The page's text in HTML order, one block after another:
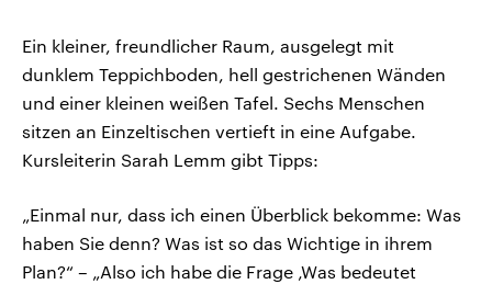
Ein kleiner, freundlicher Raum, ausgelegt mit
dunklem Teppichboden, hell gestrichenen Wänden
und einer kleinen weißen Tafel. Sechs Menschen
sitzen an Einzeltischen vertieft in eine Aufgabe.
Kursleiterin Sarah Lemm gibt Tipps:
„Einmal nur, dass ich einen Überblick bekomme: Was
haben Sie denn? Was ist so das Wichtige in ihrem
Plan?“ – „Also ich habe die Frage ‚Was bedeutet